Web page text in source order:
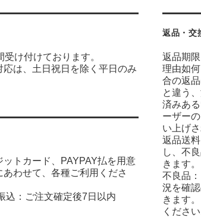
け付けております。
は、土日祝日を除く平日のみ
トカード、PAYPAY払を用意
わせて、各種ご利用くださ
込：ご注文確定後7日以内
返品・交
返品期
理由如
合の返
と違う
済みあ
ーザー
い上げ
返品送
し、不
きます。
不良品
況を確
きます
くださ